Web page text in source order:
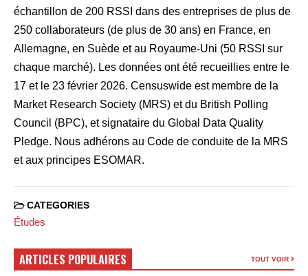
échantillon de 200 RSSI dans des entreprises de plus de
250 collaborateurs (de plus de 30 ans) en France, en
Allemagne, en Suède et au Royaume-Uni (50 RSSI sur
chaque marché). Les données ont été recueillies entre le
17 et le 23 février 2026. Censuswide est membre de la
Market Research Society (MRS) et du British Polling
Council (BPC), et signataire du Global Data Quality
Pledge. Nous adhérons au Code de conduite de la MRS
et aux principes ESOMAR.
CATEGORIES
Études
ARTICLES POPULAIRES TOUT VOIR